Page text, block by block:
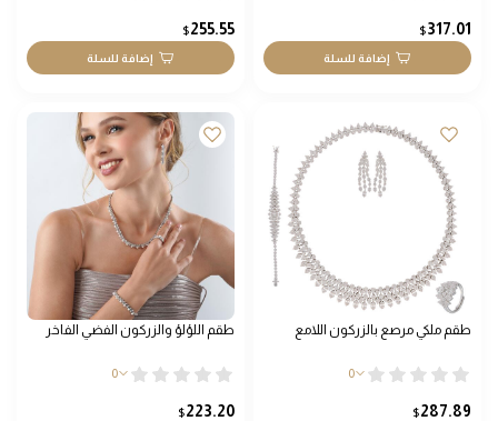
317.01
$
إضافة للسلة
255.55
$
إضافة للسلة
طقم ملكي مرصع بالزركون اللامع
0
287.89
$
طقم اللؤلؤ والزركون الفضي الفاخر
0
223.20
$